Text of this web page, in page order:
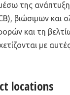
της
βιώσιμων και
και τη
με
locations